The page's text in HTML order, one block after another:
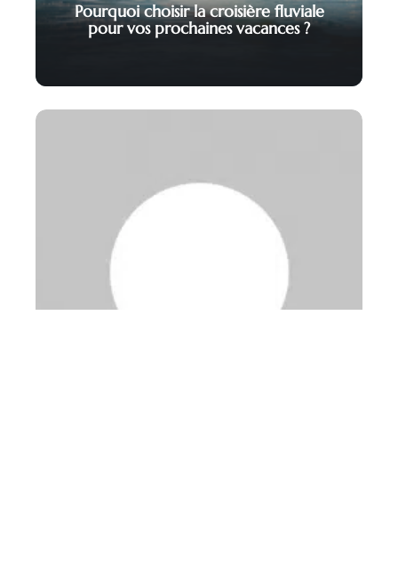
Pourquoi choisir la croisière fluviale
pour vos prochaines vacances ?